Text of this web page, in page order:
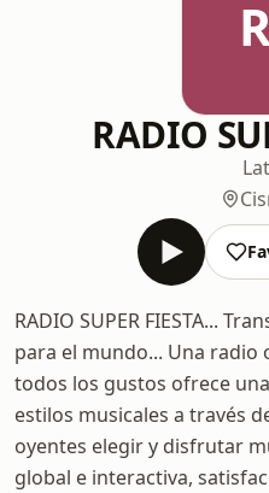
RADIO
RADIO SUPER FIESTA...
para el mundo... Una radio
todos los gustos ofrece
estilos musicales a través
oyentes elegir y disfrutar
global e interactiva,